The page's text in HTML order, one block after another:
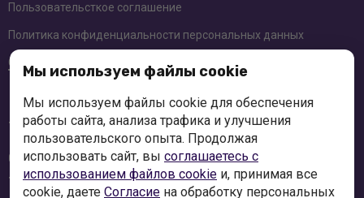
Пользовательсткое соглашение
Политика конфиденциальности персональных данных
Соглашение об использовании cookie-файлов
Краснодар
+7 (861) 991-49-47
Ставрополь
+7 (8652) 997-840
Мы используем файлы cookie
Мы используем файлы cookie для обеспечения
работы сайта, анализа трафика и улучшения
пользовательского опыта. Продолжая
использовать сайт, вы соглашаетесь с
использованием файлов cookie и, принимая все
cookie, даете Согласие на обработку персональных